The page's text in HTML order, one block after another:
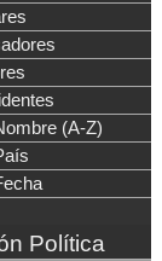
(A-Z)
Política